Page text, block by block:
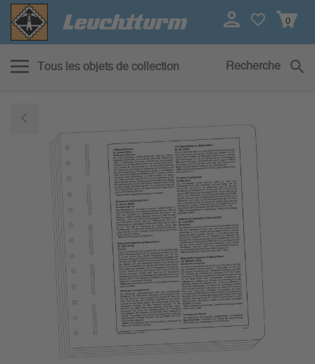
0
Tous les objets de collection Recherche